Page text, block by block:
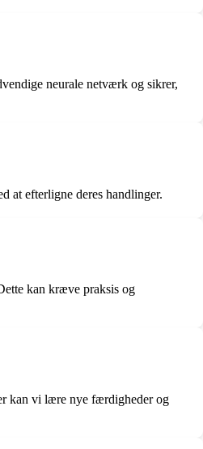
neurale netværk og sikrer,
at efterligne deres handlinger.
kan kræve praksis og
kan vi lære nye færdigheder og